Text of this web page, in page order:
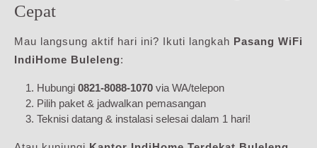
Cepat
Mau langsung aktif hari ini? Ikuti langkah Pasang WiFi
IndiHome Buleleng:
Hubungi 0821-8088-1070 via WA/telepon
Pilih paket & jadwalkan pemasangan
Teknisi datang & instalasi selesai dalam 1 hari!